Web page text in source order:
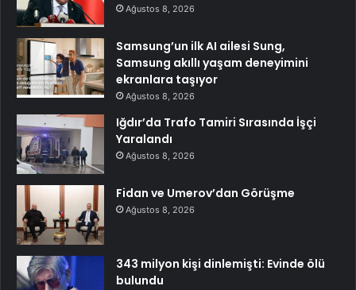
Ağustos 8, 2026
Samsung’un ilk AI ailesi Sung,
Samsung akıllı yaşam deneyimini
ekranlara taşıyor
Ağustos 8, 2026
Iğdır’da Trafo Tamiri Sırasında İşçi
Yaralandı
Ağustos 8, 2026
Fidan ve Umerov’dan Görüşme
Ağustos 8, 2026
343 milyon kişi dinlemişti: Evinde ölü
bulundu